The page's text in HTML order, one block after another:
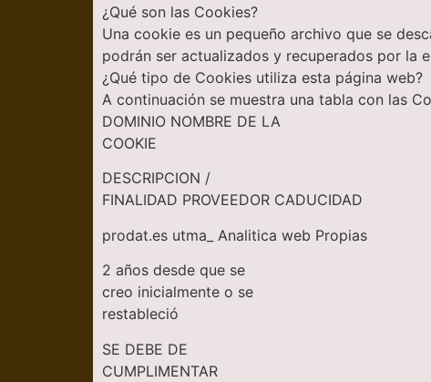
¿Qué son las Cookies?
Una cookie es un pequeño archivo que se
podrán ser actualizados y recuperados por la
¿Qué tipo de Cookies utiliza esta página web?
A continuación se muestra una tabla con las
DOMINIO NOMBRE DE LA
COOKIE
DESCRIPCION /
FINALIDAD PROVEEDOR CADUCIDAD
prodat.es utma_ Analitica web Propias
2 años desde que se
creo inicialmente o se
restableció
SE DEBE DE
CUMPLIMENTAR